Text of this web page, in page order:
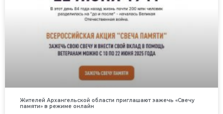
Жителей Архангельской области приглашают зажечь «Свечу
памяти» в режиме онлайн